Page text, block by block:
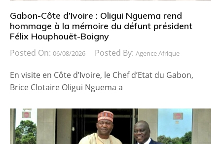
Gabon-Côte d’Ivoire : Oligui Nguema rend
hommage à la mémoire du défunt président
Félix Houphouët-Boigny
Posted On: 06/08/2026 Posted By: Agence Afrique
En visite en Côte d’Ivoire, le Chef d’Etat du Gabon,
Brice Clotaire Oligui Nguema a